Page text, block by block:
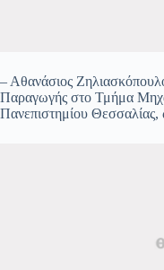
– Αθανάσιος
Παραγωγής στο Τμήμα
Πανεπιστημίου Θεσσαλίας,